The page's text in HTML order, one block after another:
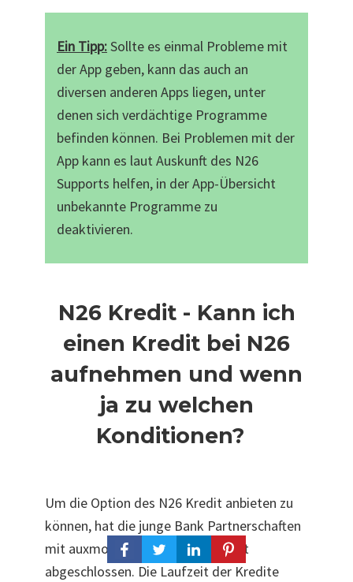
Ein Tipp:Sollte es einmal Probleme mit
der App geben, kann das auch an
diversen anderen Apps liegen, unter
denen sich verdächtige Programme
befinden können. Bei Problemen mit der
App kann es laut Auskunft des N26
Supports helfen, in der App-Übersicht
unbekannte Programme zu
deaktivieren.
N26 Kredit - Kann ich
einen Kredit bei N26
aufnehmen und wenn
ja zu welchen
Konditionen?
Um die Option des N26 Kredit anbieten zu
können, hat die junge Bank Partnerschaften
mit auxmoney und Younited Credit
abgeschlossen. Die Laufzeit der Kredite